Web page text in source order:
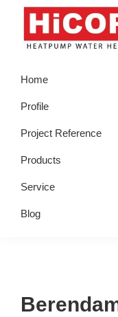
Skip
primary
Skip
Skip
primary
Skip
footer
Water
Heater
Home
Profile
Project Reference
Products
Service
Blog